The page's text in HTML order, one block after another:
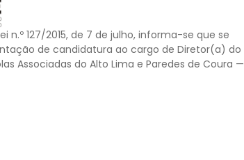
127/2015, de 7 de julho, informa-se que se
de candidatura ao cargo de Diretor(a) do
Associadas do Alto Lima e Paredes de Coura —